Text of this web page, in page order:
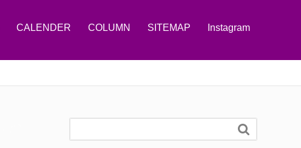
CALENDER COLUMN SITEMAP Instagram
